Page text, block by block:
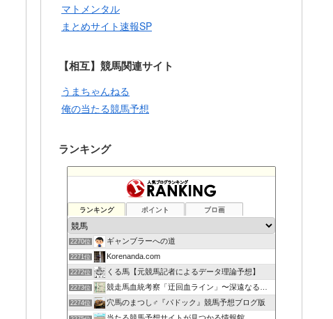
マトメンタル
まとめサイト速報SP
【相互】競馬関連サイト
うまちゃんねる
俺の当たる競馬予想
ランキング
ランキング ポイント ブロ画
2270位 ギャンブラーへの道
2271位 Korenanda.com
2272位 くる馬【元競馬記者によるデータ理論予想】
2273位 競走馬血統考察「迂回血ライン」〜深遠なる血の連鎖〜
2274位 穴馬のまつし♂『パドック』競馬予想ブログ版